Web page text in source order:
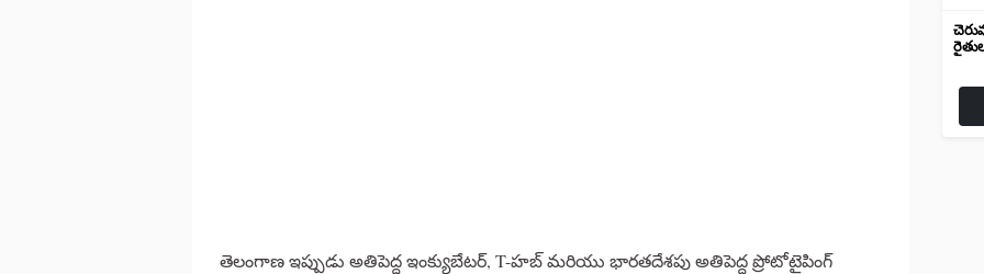
తెలంగాణ ఇప్పుడు అతిపెద్ద ఇంక్యుబేటర్, T-హబ్ మరియు భారతదేశపు అతిపెద్ద ప్రోటోటైపింగ్